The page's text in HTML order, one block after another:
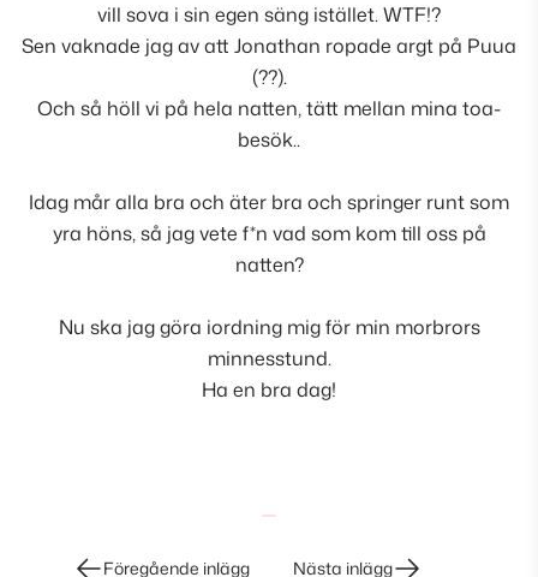
vill sova i sin egen säng istället. WTF!?
Sen vaknade jag av att Jonathan ropade argt på Puua
(??).
Och så höll vi på hela natten, tätt mellan mina toa-
besök..
Idag mår alla bra och äter bra och springer runt som
yra höns, så jag vete f*n vad som kom till oss på
natten?
Nu ska jag göra iordning mig för min morbrors
minnesstund.
Ha en bra dag!
InläggsnavigeringFöregående inlägg Nästa inlägg